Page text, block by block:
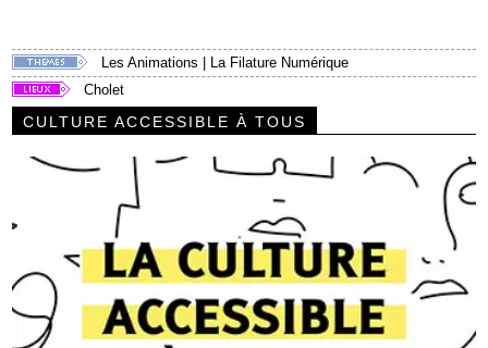
Les Animations
La Filature Numérique
Cholet
CULTURE ACCESSIBLE À TOUS